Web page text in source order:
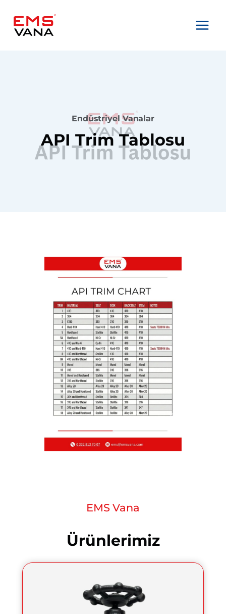
content
Endüstriyel Vanalar
API Trim Tablosu
EMS Vana
Ürünlerimiz